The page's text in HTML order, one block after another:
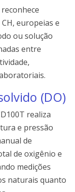
reconhece
europeias e
ou solução
entre
(DO)
realiza
e pressão
de
de oxigênio e
medições
naturais quanto